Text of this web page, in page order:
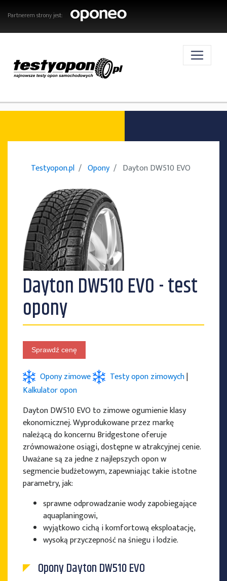
Partnerem strony jest:
AKTUALNOŚCI
OPONY
TESTY OPON
PRODUCENCI OPON
Testyopon.pl Opony Dayton DW510 EVO
Dayton DW510 EVO - test
opony
Sprawdź cenę
Opony zimowe Testy opon zimowych|
Kalkulator opon
Dayton DW510 EVO to zimowe ogumienie klasy
ekonomicznej. Wyprodukowane przez markę
należącą do koncernu Bridgestone oferuje
zrównoważone osiągi, dostępne w atrakcyjnej cenie.
Uważane są za jedne z najlepszych opon w
segmencie budżetowym, zapewniając takie istotne
parametry, jak:
sprawne odprowadzanie wody zapobiegające
aquaplaningowi,
wyjątkowo cichą i komfortową eksploatację,
wysoką przyczepność na śniegu i lodzie.
Opony Dayton DW510 EVO